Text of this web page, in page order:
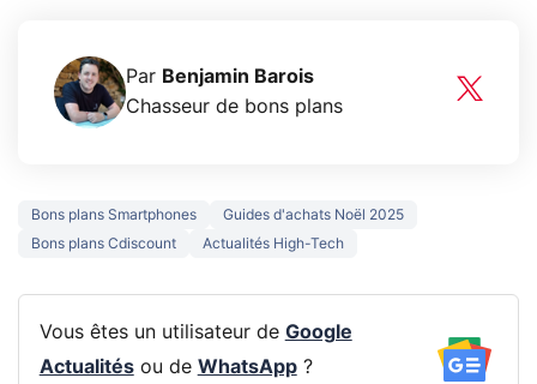
Par Benjamin Barois
Chasseur de bons plans
Bons plans Smartphones
Guides d'achats Noël 2025
Bons plans Cdiscount
Actualités High-Tech
Vous êtes un utilisateur de Google
Actualitésou de WhatsApp?